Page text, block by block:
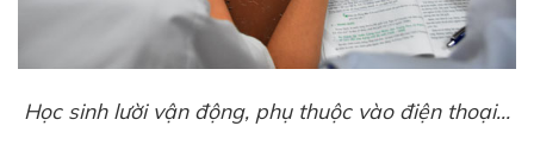
Học sinh lười vận động, phụ thuộc vào điện thoại…